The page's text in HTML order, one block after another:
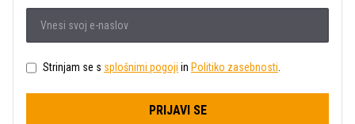
Strinjam se s splošnimi pogoji in Politiko zasebnosti
PRIJAVI SE